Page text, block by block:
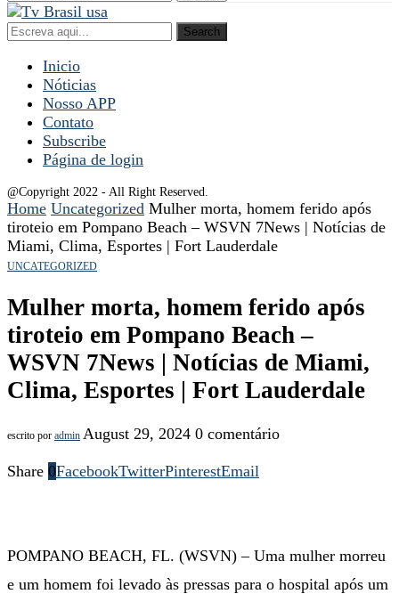
Search
Inicio
Nóticias
Nosso APP
Contato
Subscribe
Página de login
@Copyright 2022 - All Right Reserved.
Home Uncategorized Mulher morta, homem ferido após
tiroteio em Pompano Beach – WSVN 7News | Notícias de
Miami, Clima, Esportes | Fort Lauderdale
UNCATEGORIZED
Mulher morta, homem ferido após
tiroteio em Pompano Beach –
WSVN 7News | Notícias de Miami,
Clima, Esportes | Fort Lauderdale
escrito por admin August 29, 2024 0 comentário
Share 0FacebookTwitterPinterestEmail
POMPANO BEACH, FL. (WSVN) – Uma mulher morreu
e um homem foi levado às pressas para o hospital após um